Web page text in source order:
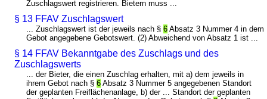
Zuschlagswert registrieren. Bietern muss ...
§ 13 FFAV Zuschlagswert
... Zuschlagswert ist der jeweils nach §6 Absatz 3 Nummer 4 in dem
Gebot angegebene Gebotswert. (2) Abweichend von Absatz 1 ist ...
§ 14 FFAV Bekanntgabe des Zuschlags und des
Zuschlagswerts
... der Bieter, die einen Zuschlag erhalten, mit a) dem jeweils in
ihrem Gebot nach §6 Absatz 3 Nummer 5 angegebenen Standort
der geplanten Freiflächenanlage, b) der ... Standort der geplanten